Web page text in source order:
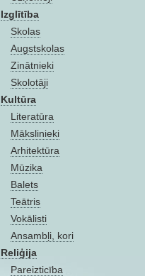
Izglītība
Skolas
Augstskolas
Zinātnieki
Skolotāji
Kultūra
Literatūra
Mākslinieki
Arhitektūra
Mūzika
Balets
Teātris
Vokālisti
Ansambļi, kori
Reliģija
Pareizticība